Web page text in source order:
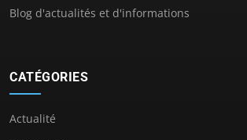
Blog d'actualités et d'informations
CATÉGORIES
Actualité